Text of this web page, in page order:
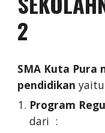
2
SMA Kuta Pura
pendidikan
Program
dari :